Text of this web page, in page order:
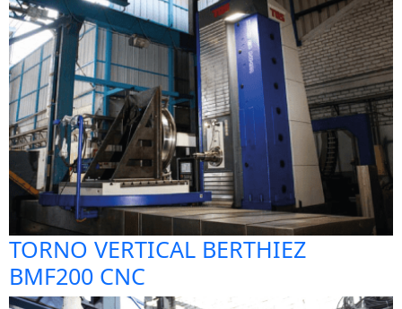
TORNO VERTICAL BERTHIEZ
BMF200 CNC